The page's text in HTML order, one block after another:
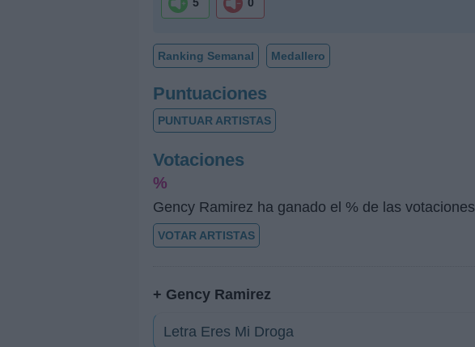
5 0
Ranking Semanal Medallero
Puntuaciones
PUNTUAR ARTISTAS
Votaciones
%
Gency Ramirez ha ganado el % de las votaciones
VOTAR ARTISTAS
+ Gency Ramirez
Letra Eres Mi Droga